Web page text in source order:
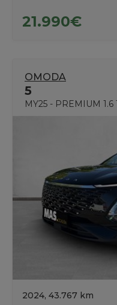
21.990€
OMODA
5
MY25 - PREMIUM 1.6
2024, 43.767 km